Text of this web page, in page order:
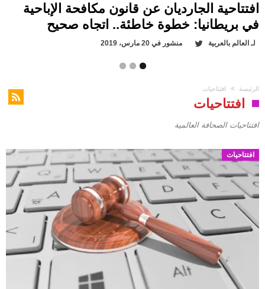
افتتاحية الجارديان عن قانون مكافحة الإباحية
في بريطانيا: خطوة خاطئة.. اتجاه صحيح
لـ العالم بالعربية منشور في 20 مارس، 2019
لـالعالم بالعربية منشور في18 مارس، 2019 لـالعالم بالعربية منشور في18 مارس، 2019
الرئيسة افتتاحيات
افتتاحيات
افتتاحيات الصحافة العالمية
افتتاحيات